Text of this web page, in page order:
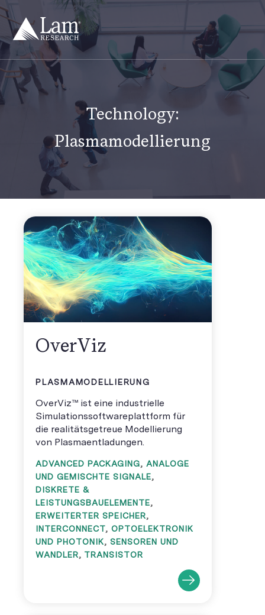
Zum
Inhalt
springen
Technology:
Plasmamodellierung
OverViz
PLASMAMODELLIERUNG
OverViz™ ist eine industrielle
Simulationssoftwareplattform für
die realitätsgetreue Modellierung
von Plasmaentladungen.
ADVANCED PACKAGING, ANALOGE
UND GEMISCHTE SIGNALE,
DISKRETE &
LEISTUNGSBAUELEMENTE,
ERWEITERTER SPEICHER,
INTERCONNECT, OPTOELEKTRONIK
UND PHOTONIK, SENSOREN UND
WANDLER, TRANSISTOR